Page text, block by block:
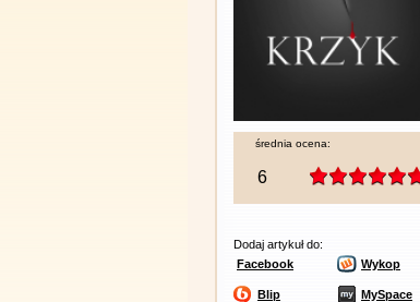
średnia ocena:
6
Dodaj artykuł do:
Facebook
Wykop
Blip MySpace